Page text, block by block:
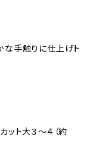
な手触りに仕上げト
ット大３～４（約